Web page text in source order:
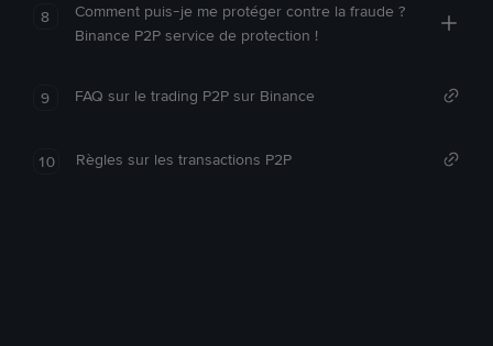
8
Comment puis-je me protéger contre la fraude ?
Binance P2P service de protection !
9 FAQ sur le trading P2P sur Binance
10 Règles sur les transactions P2P